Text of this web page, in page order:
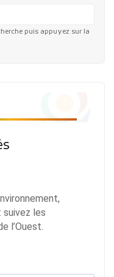
puis appuyez sur la
suivez les
l’Ouest.